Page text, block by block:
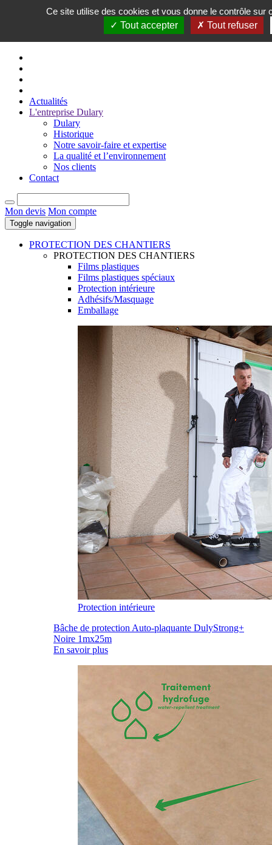
Actualités
L'entreprise Dulary
Dulary
Historique
Notre savoir-faire et expertise
La qualité et l’environnement
Nos clients
Contact
Mon devis Mon compte
Toggle navigation
PROTECTION DES CHANTIERS
PROTECTION DES CHANTIERS
Films plastiques
Films plastiques spéciaux
Protection intérieure
Adhésifs/Masquage
Emballage
Protection intérieure
Bâche de protection Auto-plaquante DulyStrong+
Noire 1mx25m
En savoir plus
Ce site utilise des cookies et vous donne le contrôle sur
Tout accepter
Tout refuser